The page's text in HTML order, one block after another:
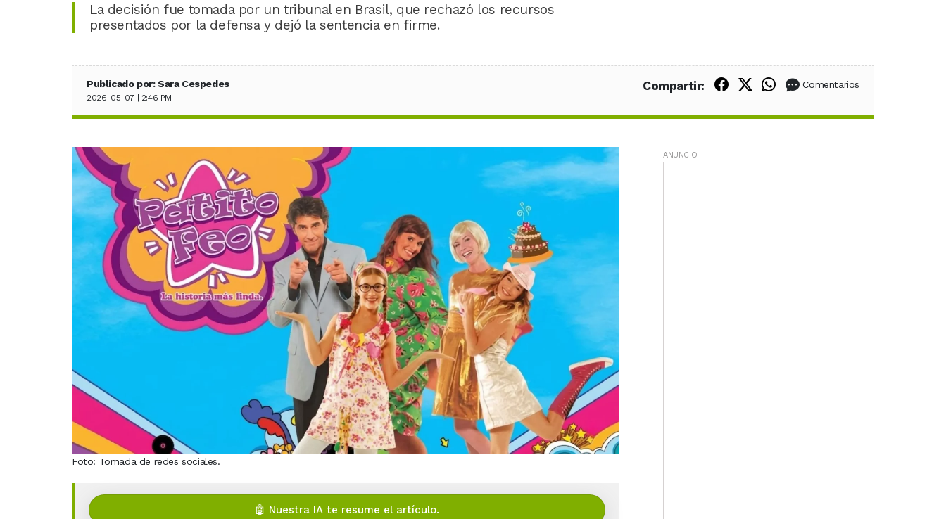
La decisión fue tomada por un tribunal en Brasil, que rechazó los recursos
presentados por la defensa y dejó la sentencia en firme.
Publicado por: Sara Cespedes
2026-05-07 | 2:46 PM
Compartir: Compartir en Facebook
Compartir en X (Twitter)
Compartir en WhatsApp
Comentarios
Foto: Tomada de redes sociales.
🤖 Nuestra IA te resume el artículo.
ANUNCIO